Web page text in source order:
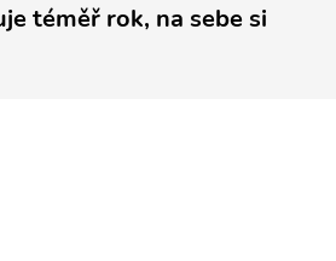
téměř rok, na sebe si